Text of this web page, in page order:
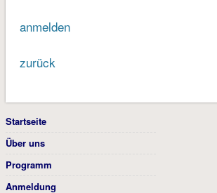
anmelden
zurück
Startseite
Über uns
Programm
Anmeldung